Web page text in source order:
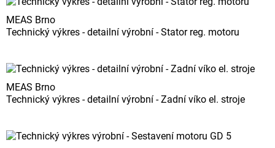
MEAS Brno
Technický výkres - detailní výrobní - Stator reg. motoru
MEAS Brno
Technický výkres - detailní výrobní - Zadní víko el. stroje